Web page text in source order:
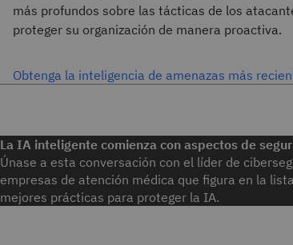
más profundos sobre las tácticas de los
proteger su organización de manera proactiva.
Obtenga la inteligencia de amenazas más
La IA inteligente comienza con aspectos de
Únase a esta conversación con el líder de
empresas de atención médica que figura en la
mejores prácticas para proteger la IA.